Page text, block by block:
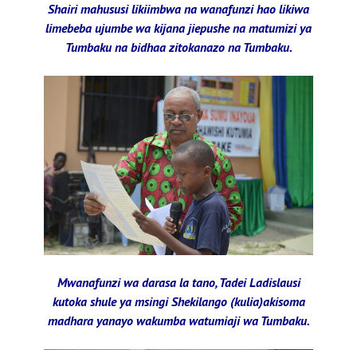
Shairi mahususi likiimbwa na wanafunzi hao likiwa
limebeba ujumbe wa kijana jiepushe na matumizi ya
Tumbaku na bidhaa zitokanazo na Tumbaku.
Mwanafunzi wa darasa la tano, Tadei Ladislausi
kutoka shule ya msingi Shekilango (kulia)akisoma
madhara yanayo wakumba watumiaji wa Tumbaku.